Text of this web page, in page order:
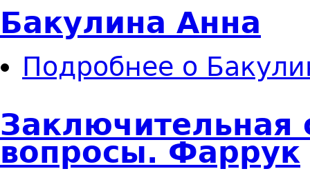
Бакулина Анна
Подробнее о
Заключительная
вопросы. Фаррук